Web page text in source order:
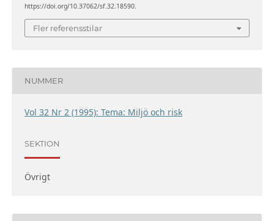
https://doi.org/10.37062/sf.32.18590.
Fler referensstilar
NUMMER
Vol 32 Nr 2 (1995): Tema: Miljö och risk
SEKTION
Övrigt